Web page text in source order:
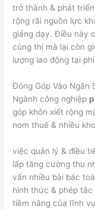
trở thành & phát
rộng rãi nguồn lực
giảng dạy. Điều này
cùng thị mà lại còn
lượng lao động tại
Đóng Góp Vào Ngân
Ngành công nghiệp
góp khôn xiết rộng
nom thuế & nhiều
việc quản lý & điều
lấp tăng cường thu
vấn nhiều bài bác
hình thức & phép
tiềm năng của lĩnh